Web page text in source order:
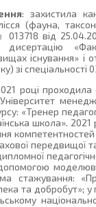
: захистила
(фауна,
від
дисертацію
існування» і
зі спеціальності
році проходила
«Тренер
школа».
передвищої
допомогою
стажування:
та добробут»;